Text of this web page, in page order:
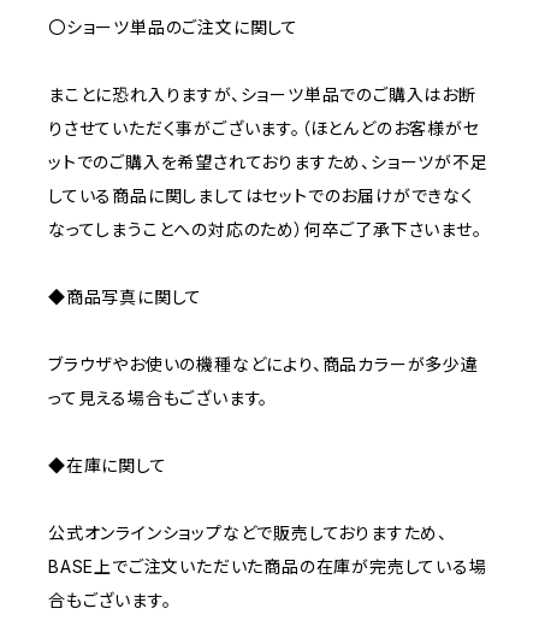
〇ショーツ単品のご注文に関して
まことに恐れ入りますが、ショーツ単品でのご購入はお断
りさせていただく事がございます。（ほとんどのお客様がセ
ットでのご購入を希望されておりますため、ショーツが不足
している商品に関しましてはセットでのお届けができなく
なってしまうことへの対応のため）何卒ご了承下さいませ。
◆商品写真に関して
ブラウザやお使いの機種などにより、商品カラーが多少違
って見える場合もございます。
◆在庫に関して
公式オンラインショップなどで販売しておりますため、
BASE上でご注文いただいた商品の在庫が完売している場
合もございます。